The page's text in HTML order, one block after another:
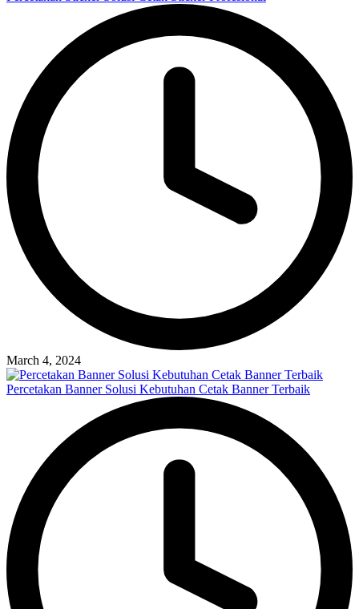
March 4, 2024
Percetakan Banner Solusi Kebutuhan Cetak Banner Terbaik